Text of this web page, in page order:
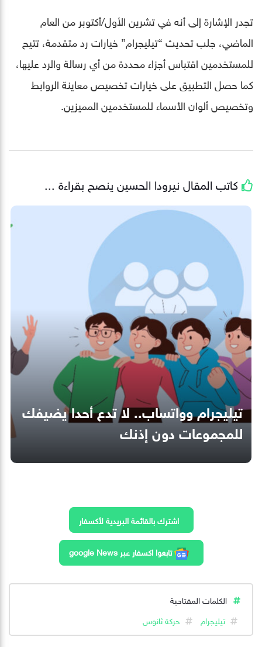
تجدر الإشارة إلى أنه في تشرين الأول/أكتوبر من العام
الماضي، جلب تحديث “تيليجرام” خيارات رد متقدمة، تتيح
للمستخدمين اقتباس أجزاء محددة من أي رسالة والرد عليها،
كما حصل التطبيق على خيارات تخصيص معاينة الروابط
وتخصيص ألوان الأسماء للمستخدمين المميزين.
كاتب المقال نيرودا الحسين ينصح بقراءة ...
تيليجرام وواتساب.. لا تدع أحدا يضيفك
للمجموعات دون إذنك
اشترك بالقائمة البريدية لأكسفار
تابعوا اكسفار عبر google News
الكلمات المفتاحية
تيليجرام
حركة ثانوس